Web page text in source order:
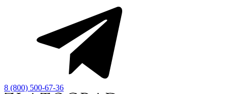
8 (800) 500-67-36